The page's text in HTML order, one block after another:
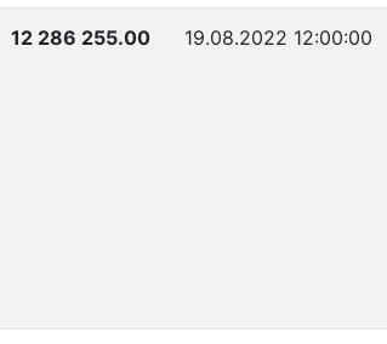
12 286 255.00 19.08.2022 12:00:00